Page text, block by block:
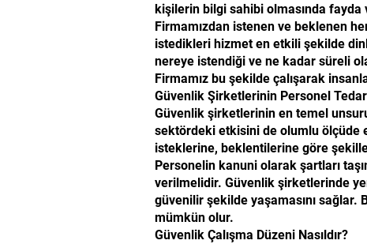
kişilerin bilgi sahibi olmasında fayda
Firmamızdan istenen ve beklenen
istedikleri hizmet en etkili şekilde
nereye istendiği ve ne kadar süreli
Firmamız bu şekilde çalışarak
Güvenlik Şirketlerinin Personel
Güvenlik şirketlerinin en temel
sektördeki etkisini de olumlu ölçüde
isteklerine, beklentilerine göre
Personelin kanuni olarak şartları
verilmelidir. Güvenlik şirketlerinde
güvenilir şekilde yaşamasını
mümkün olur.
Güvenlik Çalışma Düzeni Nasıldır?